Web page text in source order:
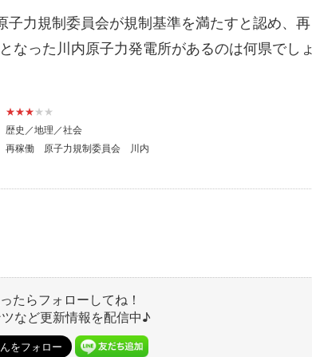
子力規制委員会が規制基準を満たすと認め、再
なった川内原子力発電所があるのは何県でしょ
★★★★ ★
歴史／地理／社会
再稼働 原子力規制委員会 川内
たらフォローしてね！
など更新情報を配信中♪